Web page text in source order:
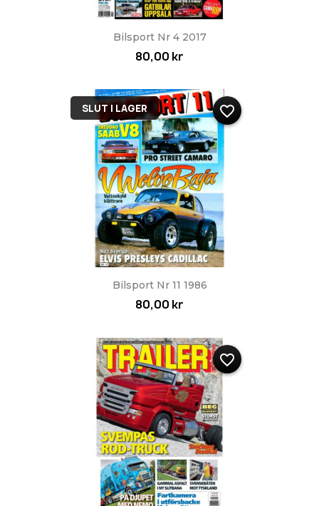
Bilsport Nr 4 2017
80,00 kr
Bilsport Nr 11 1986
80,00 kr
SLUT I LAGER favorite_border
favorite_border